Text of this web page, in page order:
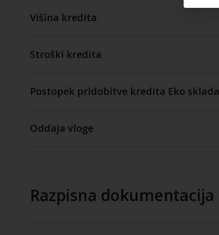
Višina kredita
Stroški kredita
Postopek pridobitve kredita Eko sklada
Oddaja vloge
Razpisna dokumentacija